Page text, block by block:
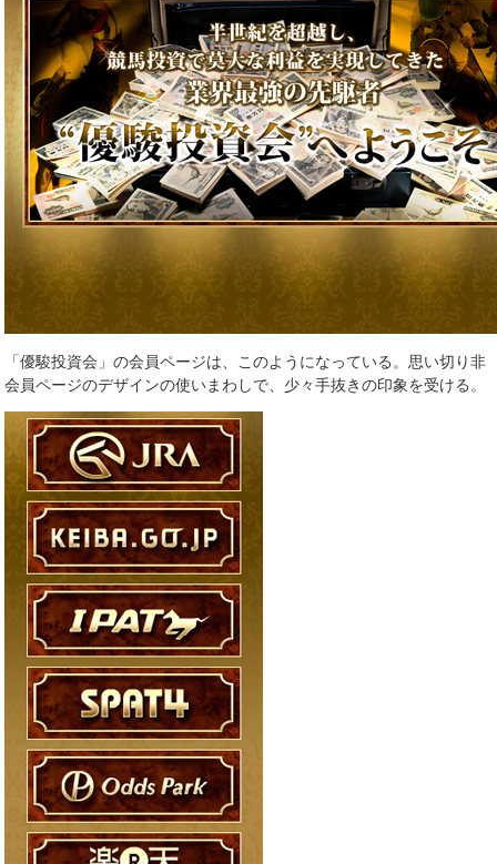
「優駿投資会」の会員ページは、このようになっている。思い切り非
会員ページのデザインの使いまわしで、少々手抜きの印象を受ける。